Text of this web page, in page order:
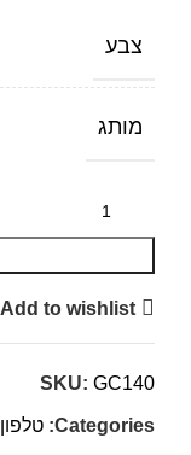
צבע
מותג
Add to wishlist
SKU: GC140
Categories: טלפון